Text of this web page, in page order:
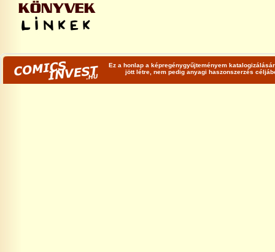
Ez a honlap a képregénygyűjteményem
jött létre, nem pedig anyagi haszonszerzés